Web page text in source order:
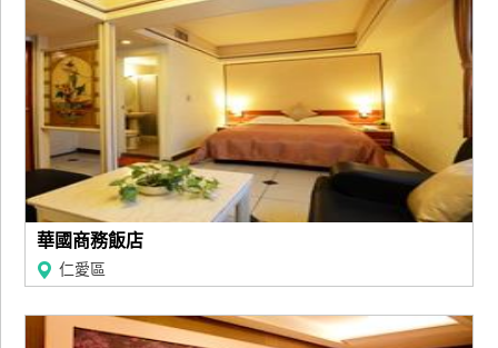
商
品
傳
華國商務飯店
仁愛區